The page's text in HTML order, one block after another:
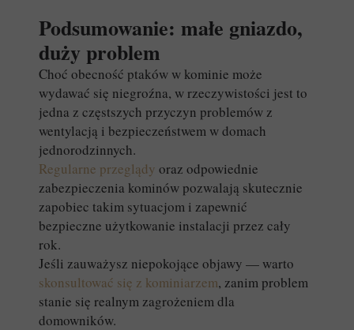
Podsumowanie: małe gniazdo,
duży problem
Choć obecność ptaków w kominie może
wydawać się niegroźna, w rzeczywistości jest to
jedna z częstszych przyczyn problemów z
wentylacją i bezpieczeństwem w domach
jednorodzinnych.
Regularne przeglądy oraz odpowiednie
zabezpieczenia kominów pozwalają skutecznie
zapobiec takim sytuacjom i zapewnić
bezpieczne użytkowanie instalacji przez cały
rok.
Jeśli zauważysz niepokojące objawy — warto
skonsultować się z kominiarzem, zanim problem
stanie się realnym zagrożeniem dla
domowników.